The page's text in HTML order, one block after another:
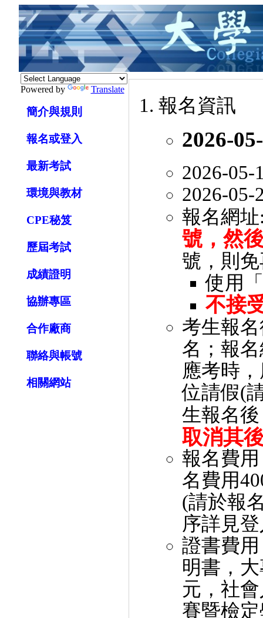
Powered by Translate
簡介與規則
報名或登入
最新考試
環境與教材
CPE秘笈
歷屆考試
成績證明
協辦專區
合作廠商
聯絡與帳號
相關網站
報名資訊
2026-
2026-05-
2026-05-
報名網
號，然
號，則
使用
不接
考生報
名；報
應考時
位請假(
生報名
取消其
報名費
名費用
(請於報
序詳見
證書費
明書，
元，社
賽暨檢